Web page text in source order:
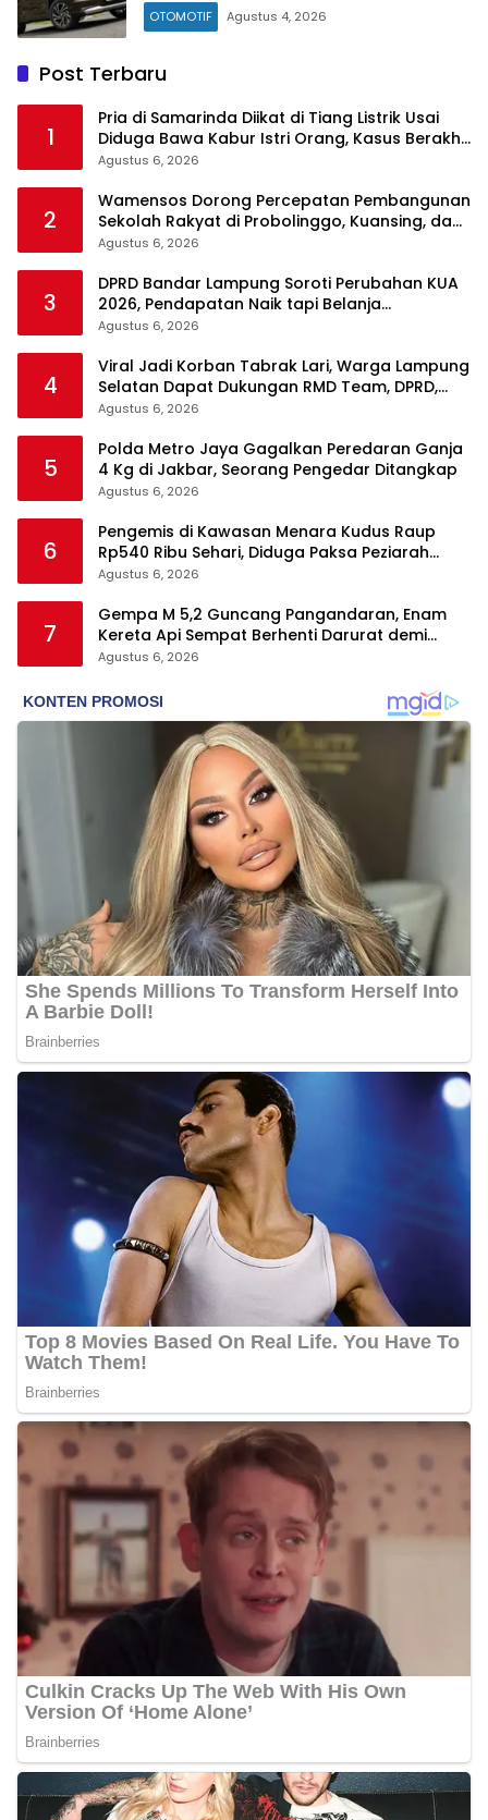
OTOMOTIF Agustus 4, 2026
Post Terbaru
1
Pria di Samarinda Diikat di Tiang Listrik Usai
Diduga Bawa Kabur Istri Orang, Kasus Berakhir
Damai
Agustus 6, 2026
2
Wamensos Dorong Percepatan Pembangunan
Sekolah Rakyat di Probolinggo, Kuansing, dan
Polewali Mandar
Agustus 6, 2026
3
DPRD Bandar Lampung Soroti Perubahan KUA
2026, Pendapatan Naik tapi Belanja
Pembangunan Dipangkas
Agustus 6, 2026
4
Viral Jadi Korban Tabrak Lari, Warga Lampung
Selatan Dapat Dukungan RMD Team, DPRD,
dan Influencer
Agustus 6, 2026
5
Polda Metro Jaya Gagalkan Peredaran Ganja
4 Kg di Jakbar, Seorang Pengedar Ditangkap
Agustus 6, 2026
6
Pengemis di Kawasan Menara Kudus Raup
Rp540 Ribu Sehari, Diduga Paksa Peziarah
hingga Tarik Baju
Agustus 6, 2026
7
Gempa M 5,2 Guncang Pangandaran, Enam
Kereta Api Sempat Berhenti Darurat demi
Keselamatan
Agustus 6, 2026